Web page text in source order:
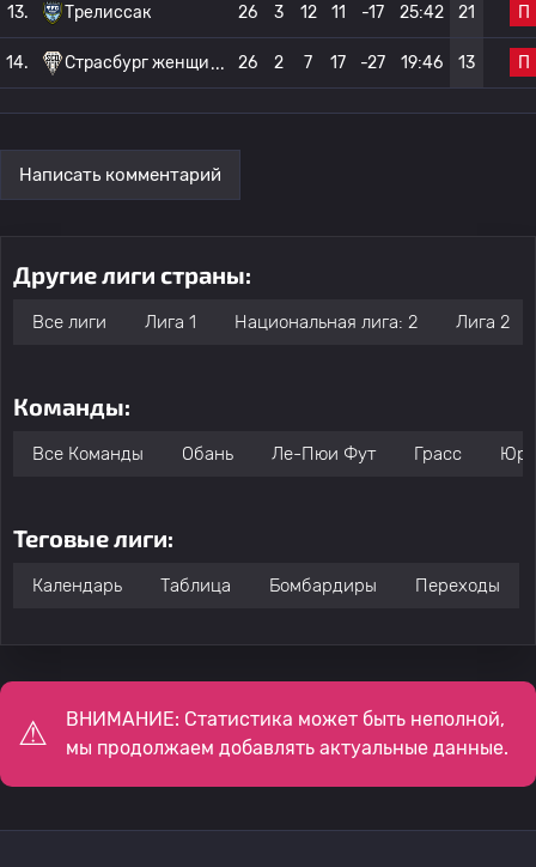
13. Трелиссак 26 3 12 11 -17 25:42 21 П
14. Страсбург женщи 26 2 7 17 -27 19:46 13 П
Написать комментарий
Другие лиги страны:
Все лиги Лига 1 Национальная лига: 2 Лига 2
Команды:
Все Команды Обань Ле-Пюи Фут Грасс
Теговые лиги:
Календарь Таблица Бомбардиры Переходы
ВНИМАНИЕ: Статистика может быть неполной,
мы продолжаем добавлять актуальные данные.